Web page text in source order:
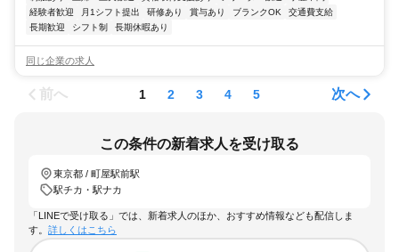
経験者歓迎
月1シフト提出 研修あり 賞与あり ブランクOK
交通費支給
長期歓迎
シフト制 長期休暇あり
同じ企業の求人
前へ 1 2 3 4 5 次へ
この条件の新着求人を受け取る
東京都 / 町屋駅前駅
駅チカ・駅ナカ
「LINEで受け取る」では、新着求人のほか、おすすめ情報なども配信しま
す。 詳しくはこちら